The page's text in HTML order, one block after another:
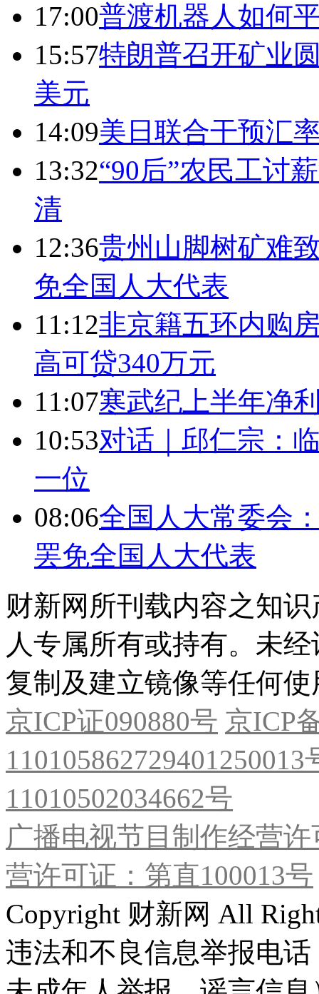
17:00普渡机器人如何
15:57特朗普召开矿业
美元
14:09美日联合干预汇
13:32“90后”农民工讨
清
12:36贵州山脚树矿难
免全国人大代表
11:12非京籍五环内购
高可贷340万元
11:07寒武纪上半年净
10:53对话｜邱仁宗：
一位
08:06全国人大常委会
罢免全国人大代表
财新网所刊载内容之知
人专属所有或持有。未
复制及建立镜像等任何使
京ICP证090880号 京ICP
11010502034662号
广播电视节目制作经营
营许可证：第直100013号
Copyright 财新网 All
违法和不良信息举报电